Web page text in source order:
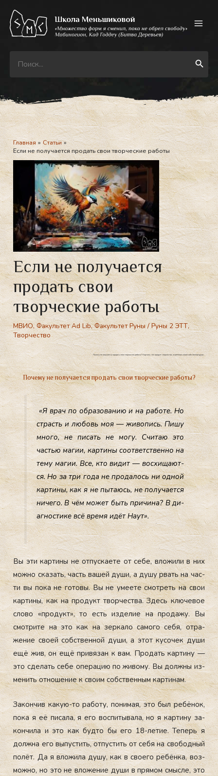
содержимому
Search
for:
Search Button
Главная
Статьи
Если не получается продать свои творческие работы
Если не получается
продать свои
творческие работы
МВИО,Факультет Ad Lib,Факультет Руны/Руны 2 ЭТТ,
Творчество
Почему не получается продать свои творческие работы? Картины, как продукт творчества, отражение своей собственной души, .
Почему не получается продать свои творческие работы?
«Я врач по об­ра­зова­нию и на ра­боте. Но
страсть и лю­бовь моя — жи­вопись. Пи­шу
мно­го, не пи­сать не мо­гу. Счи­таю это
частью ма­гии, кар­ти­ны со­от­ветс­твен­но на
те­му ма­гии. Все, кто ви­дит — вос­хи­ща­ют­
ся. Но за три го­да не про­далось ни од­ной
кар­ти­ны, как я не пы­та­юсь, не по­луча­ет­ся
ни­чего. В чём мо­жет быть при­чина? В ди­
аг­ности­ке всё вре­мя идёт На­ут».
Вы эти кар­ти­ны не от­пуска­ете от се­бе, вло­жили в них
мож­но ска­зать, часть ва­шей ду­ши, а ду­шу рвать на час­
ти вы по­ка не го­товы. Вы не уме­ете смот­реть на свои
кар­ти­ны, как на про­дукт твор­чес­тва. Здесь клю­чевое
сло­во «про­дукт», то есть из­де­лие на про­дажу. Вы
смот­ри­те на это как на зер­ка­ло са­мого се­бя, от­ра­
жение сво­ей собс­твен­ной ду­ши, а этот ку­сочек ду­ши
ещё жив, он ещё при­вязан к вам. Про­дать кар­ти­ну —
это сде­лать се­бе опе­рацию по жи­вому. Вы дол­жны из­
ме­нить от­но­шение к сво­им собс­твен­ным кар­ти­нам.
За­кон­чив ка­кую-то ра­боту, по­нимая, это был ре­бёнок,
по­ка я её пи­сала, я его вос­пи­тыва­ла, но я кар­ти­ну за­
кон­чи­ла и это как буд­то бы его 18-ле­тие. Те­перь я
дол­жна его вы­пус­тить, от­пустить от се­бя на сво­бод­ный
по­лёт. Да я вло­жила ду­шу, как в сво­его ре­бён­ка, воз­
можно, но это не вло­жение ду­ши в пря­мом смыс­ле, это